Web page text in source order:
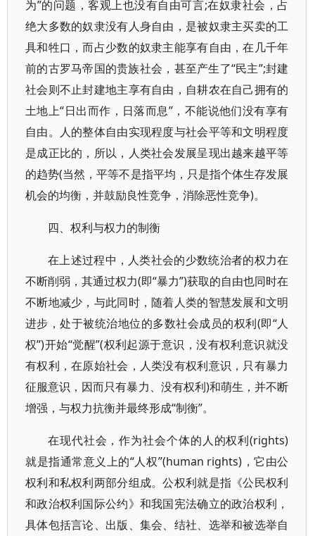
为”的问题，客观上也没有自由可言;在奴隶社会，占
绝大多数的奴隶没有人身自由，是被奴隶主买卖的工
具和牲口，而占少数的奴隶主能享有自由，在几千年
前的古罗马帝国的贵族社会，甚至产生了“民主”;封建
社会则不止封建地主享有自由，自耕农在自己拥有的
土地上“日出而作，日落而息”，不能说他们没有享有
自由。人的整体自由实现程度与社会平等和文明程度
是成正比的，所以，人类社会发展呈现出越来越平等
的趋势(当然，平等不是指平均，只是指个体生存发展
机会的均衡，并鼓励良性竞争，消除恶性竞争)。
四、权利与权力的制衡
在上述过程中，人类社会的少数统治者的权力在
不断削弱，其通过权力(即“暴力”)获取的自由也同时在
不断地减少，与此同时，随着人类的智慧发展和文明
进步，处于被统治地位的多数社会成员的权利(即“人
权”)开始“觉醒”(权利起源于意识，没有权利意识就没
有权利，在原始社会，人类没有权利意识，只有暴力
征服意识，因而只有暴力、没有权利)和萌生，并不断
增强，与权力抗衡并最终形成“制衡”。
在现代社会，作为社会个体的人的权利(rights)
就是指通常意义上的“人权”(human rights)，它由公
权利和私权利两部分组成。公权利就是指《公民权利
和政治权利国际公约》和我国宪法确立的政治权利，
具体包括言论、出版、集会、结社、选举和被选举自